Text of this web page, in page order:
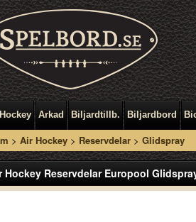
Arkad Biljardtillb. Biljardbord
> Air Hockey> Reservdelar> Glidspray
Hockey Reservdelar Europool